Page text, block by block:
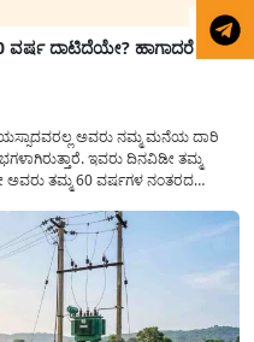
ವರ್ಷ ದಾಟಿದೆಯೇ? ಹಾಗಾದರೆ ಈ
ಅವರು ನಮ್ಮ ಮನೆಯ ದಾರಿ
ಇವರು ದಿನವಿಡೀ ತಮ್ಮ
ಅವರು ತಮ್ಮ 60 ವರ್ಷಗಳ ನಂತರದ